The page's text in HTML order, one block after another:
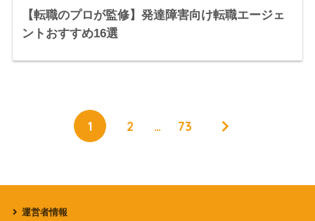
【転職のプロが監修】発達障害向け転職エージェ
ントおすすめ16選
1 2 … 73
運営者情報